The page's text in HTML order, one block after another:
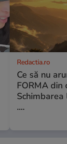
Redactia.ro
Ce să nu
FORMA din
Schimbarea
....